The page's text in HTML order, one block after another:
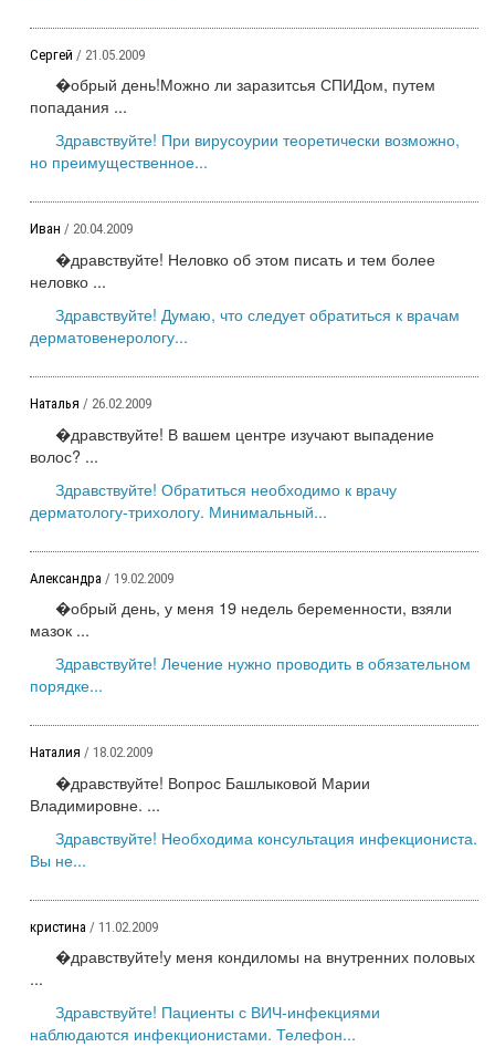
Сергей / 21.05.2009
�обрый день!Можно ли заразитсья СПИДом, путем
попадания ...
Здравствуйте! При вирусоурии теоретически возможно,
но преимущественное...
Иван / 20.04.2009
�дравствуйте! Неловко об этом писать и тем более
неловко ...
Здравствуйте! Думаю, что следует обратиться к врачам
дерматовенерологу...
Наталья / 26.02.2009
�дравствуйте! В вашем центре изучают выпадение
волос? ...
Здравствуйте! Обратиться необходимо к врачу
дерматологу-трихологу. Минимальный...
Александра / 19.02.2009
�обрый день, у меня 19 недель беременности, взяли
мазок ...
Здравствуйте! Лечение нужно проводить в обязательном
порядке...
Наталия / 18.02.2009
�дравствуйте! Вопрос Башлыковой Марии
Владимировне. ...
Здравствуйте! Необходима консультация инфекциониста.
Вы не...
кристина / 11.02.2009
�дравствуйте!у меня кондиломы на внутренних половых
...
Здравствуйте! Пациенты с ВИЧ-инфекциями
наблюдаются инфекционистами. Телефон...